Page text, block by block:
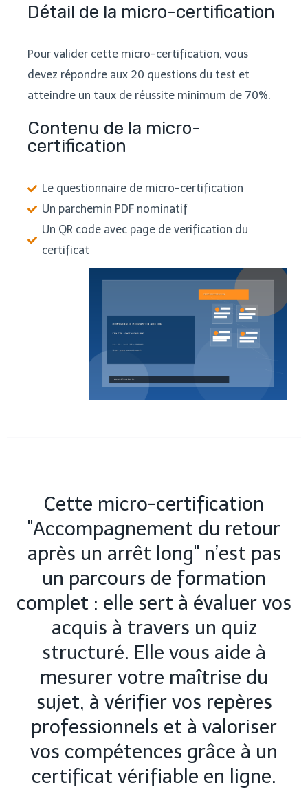
Détail de la micro-certification
Pour valider cette micro-certification, vous
devez répondre aux 20 questions du test et
atteindre un taux de réussite minimum de 70%.
Contenu de la micro-
certification
Le questionnaire de micro-certification
Un parchemin PDF nominatif
Un QR code avec page de verification du
certificat
Cette micro-certification
"Accompagnement du retour
après un arrêt long" n’est pas
un parcours de formation
complet : elle sert à évaluer vos
acquis à travers un quiz
structuré. Elle vous aide à
mesurer votre maîtrise du
sujet, à vérifier vos repères
professionnels et à valoriser
vos compétences grâce à un
certificat vérifiable en ligne.